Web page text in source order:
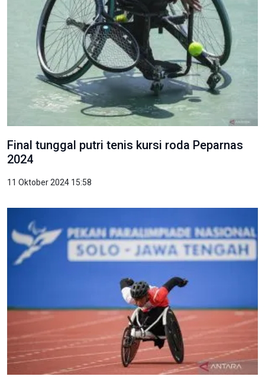
Final tunggal putri tenis kursi roda Peparnas
2024
11 Oktober 2024 15:58